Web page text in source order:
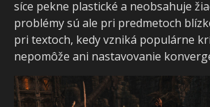
síce pekne plastické a neobsahuje
problémy sú ale pri predmetoch
pri textoch, kedy vzniká populárne
nepomôže ani nastavovanie